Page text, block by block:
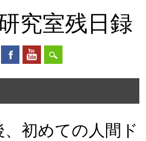
究室残日録
初めての人間ド